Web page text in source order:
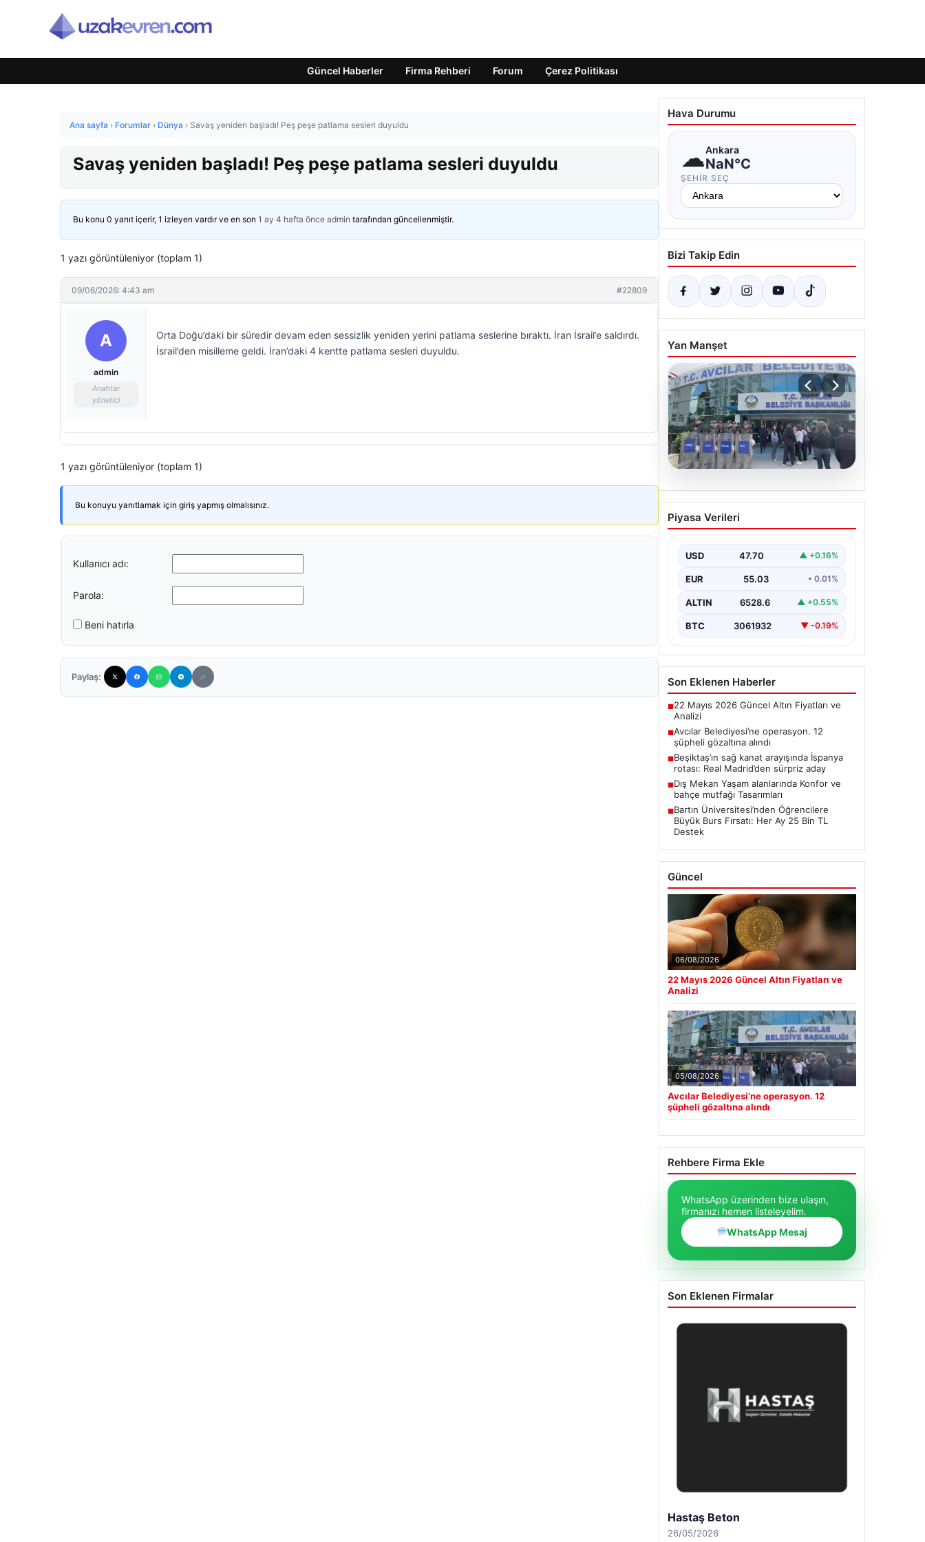
Güncel Haberler Firma Rehberi Forum Çerez Politikası
Ana sayfa › Forumlar › Dünya › Savaş yeniden başladı! Peş peşe patlama sesleri duyuldu
Savaş yeniden başladı! Peş peşe patlama sesleri duyuldu
Bu konu 0 yanıt içerir, 1 izleyen vardır ve en son 1 ay 4 hafta önce admin tarafından güncellenmiştir.
1 yazı görüntüleniyor (toplam 1)
09/06/2026: 4:43 am #22809
A
admin
Anahtar
yönetici
Orta Doğu’daki bir süredir devam eden sessizlik yeniden yerini patlama seslerine bıraktı. İran İsrail’e saldırdı.
İsrail’den misilleme geldi. İran’daki 4 kentte patlama sesleri duyuldu.
1 yazı görüntüleniyor (toplam 1)
Bu konuyu yanıtlamak için giriş yapmış olmalısınız.
Kullanıcı adı:
Parola:
Beni hatırla
Paylaş:
Hava Durumu
☁Ankara
NaN°C
ŞEHIR SEÇ
Bizi Takip Edin
Yan Manşet
Avcılar Belediyesi’ne
operasyon. 12 şüpheli
Piyasa Verileri
USD 47.70 ▲ +0.16%
EUR 55.03 • 0.01%
ALTIN 6528.6 ▲ +0.55%
BTC 3061932 ▼ -0.19%
Son Eklenen Haberler
■22 Mayıs 2026 Güncel Altın Fiyatları ve
Analizi
■Avcılar Belediyesi’ne operasyon. 12
şüpheli gözaltına alındı
■Beşiktaş’ın sağ kanat arayışında İspanya
rotası: Real Madrid’den sürpriz aday
■Dış Mekan Yaşam alanlarında Konfor ve
bahçe mutfağı Tasarımları
■Bartın Üniversitesi’nden Öğrencilere
Büyük Burs Fırsatı: Her Ay 25 Bin TL
Destek
Güncel
06/08/2026
22 Mayıs 2026 Güncel Altın Fiyatları ve
Analizi
05/08/2026
Avcılar Belediyesi’ne operasyon. 12
şüpheli gözaltına alındı
Rehbere Firma Ekle
WhatsApp üzerinden bize ulaşın,
firmanızı hemen listeleyelim.
WhatsApp Mesaj
Son Eklenen Firmalar
Hastaş Beton
26/05/2026